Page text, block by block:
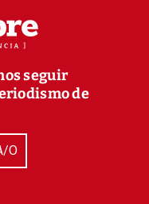
seguir
de
O